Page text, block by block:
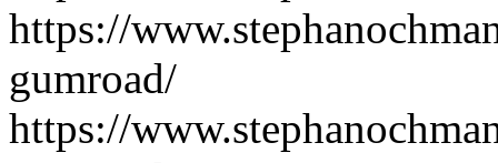
https://
gumroad/
https://